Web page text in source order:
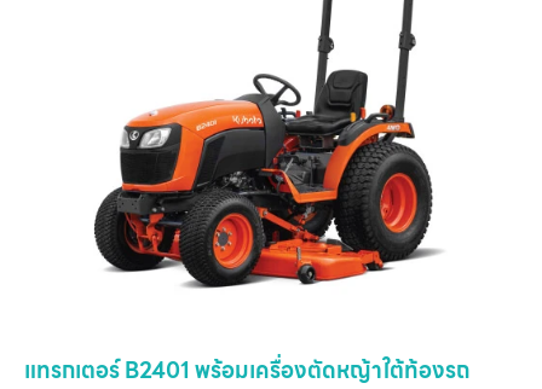
แทรกเตอร์ B2401 พร้อมเครื่องตัดหญ้าใต้ท้องรถ